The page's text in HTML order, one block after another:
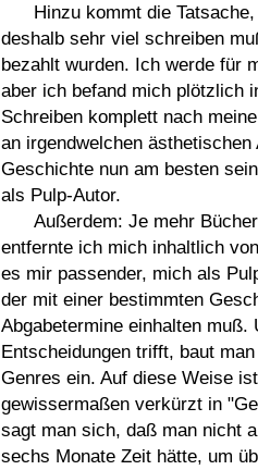
Hinzu kommt die
deshalb sehr viel schreiben
bezahlt wurden. Ich werde für
aber ich befand mich plötzlich
Schreiben komplett nach
an irgendwelchen
Geschichte nun am besten
als Pulp-Autor.
Außerdem: Je mehr
entfernte ich mich inhaltlich
es mir passender, mich als
der mit einer bestimmten
Abgabetermine einhalten
Entscheidungen trifft, baut
Genres ein. Auf diese Weise
gewissermaßen verkürzt in
sagt man sich, daß man nicht
sechs Monate Zeit hätte, um